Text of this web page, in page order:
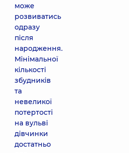
може
розвиватись
одразу
після
народження.
Мінімальної
кількості
збудників
та
невеликої
потертості
на вульві
дівчинки
достатньо